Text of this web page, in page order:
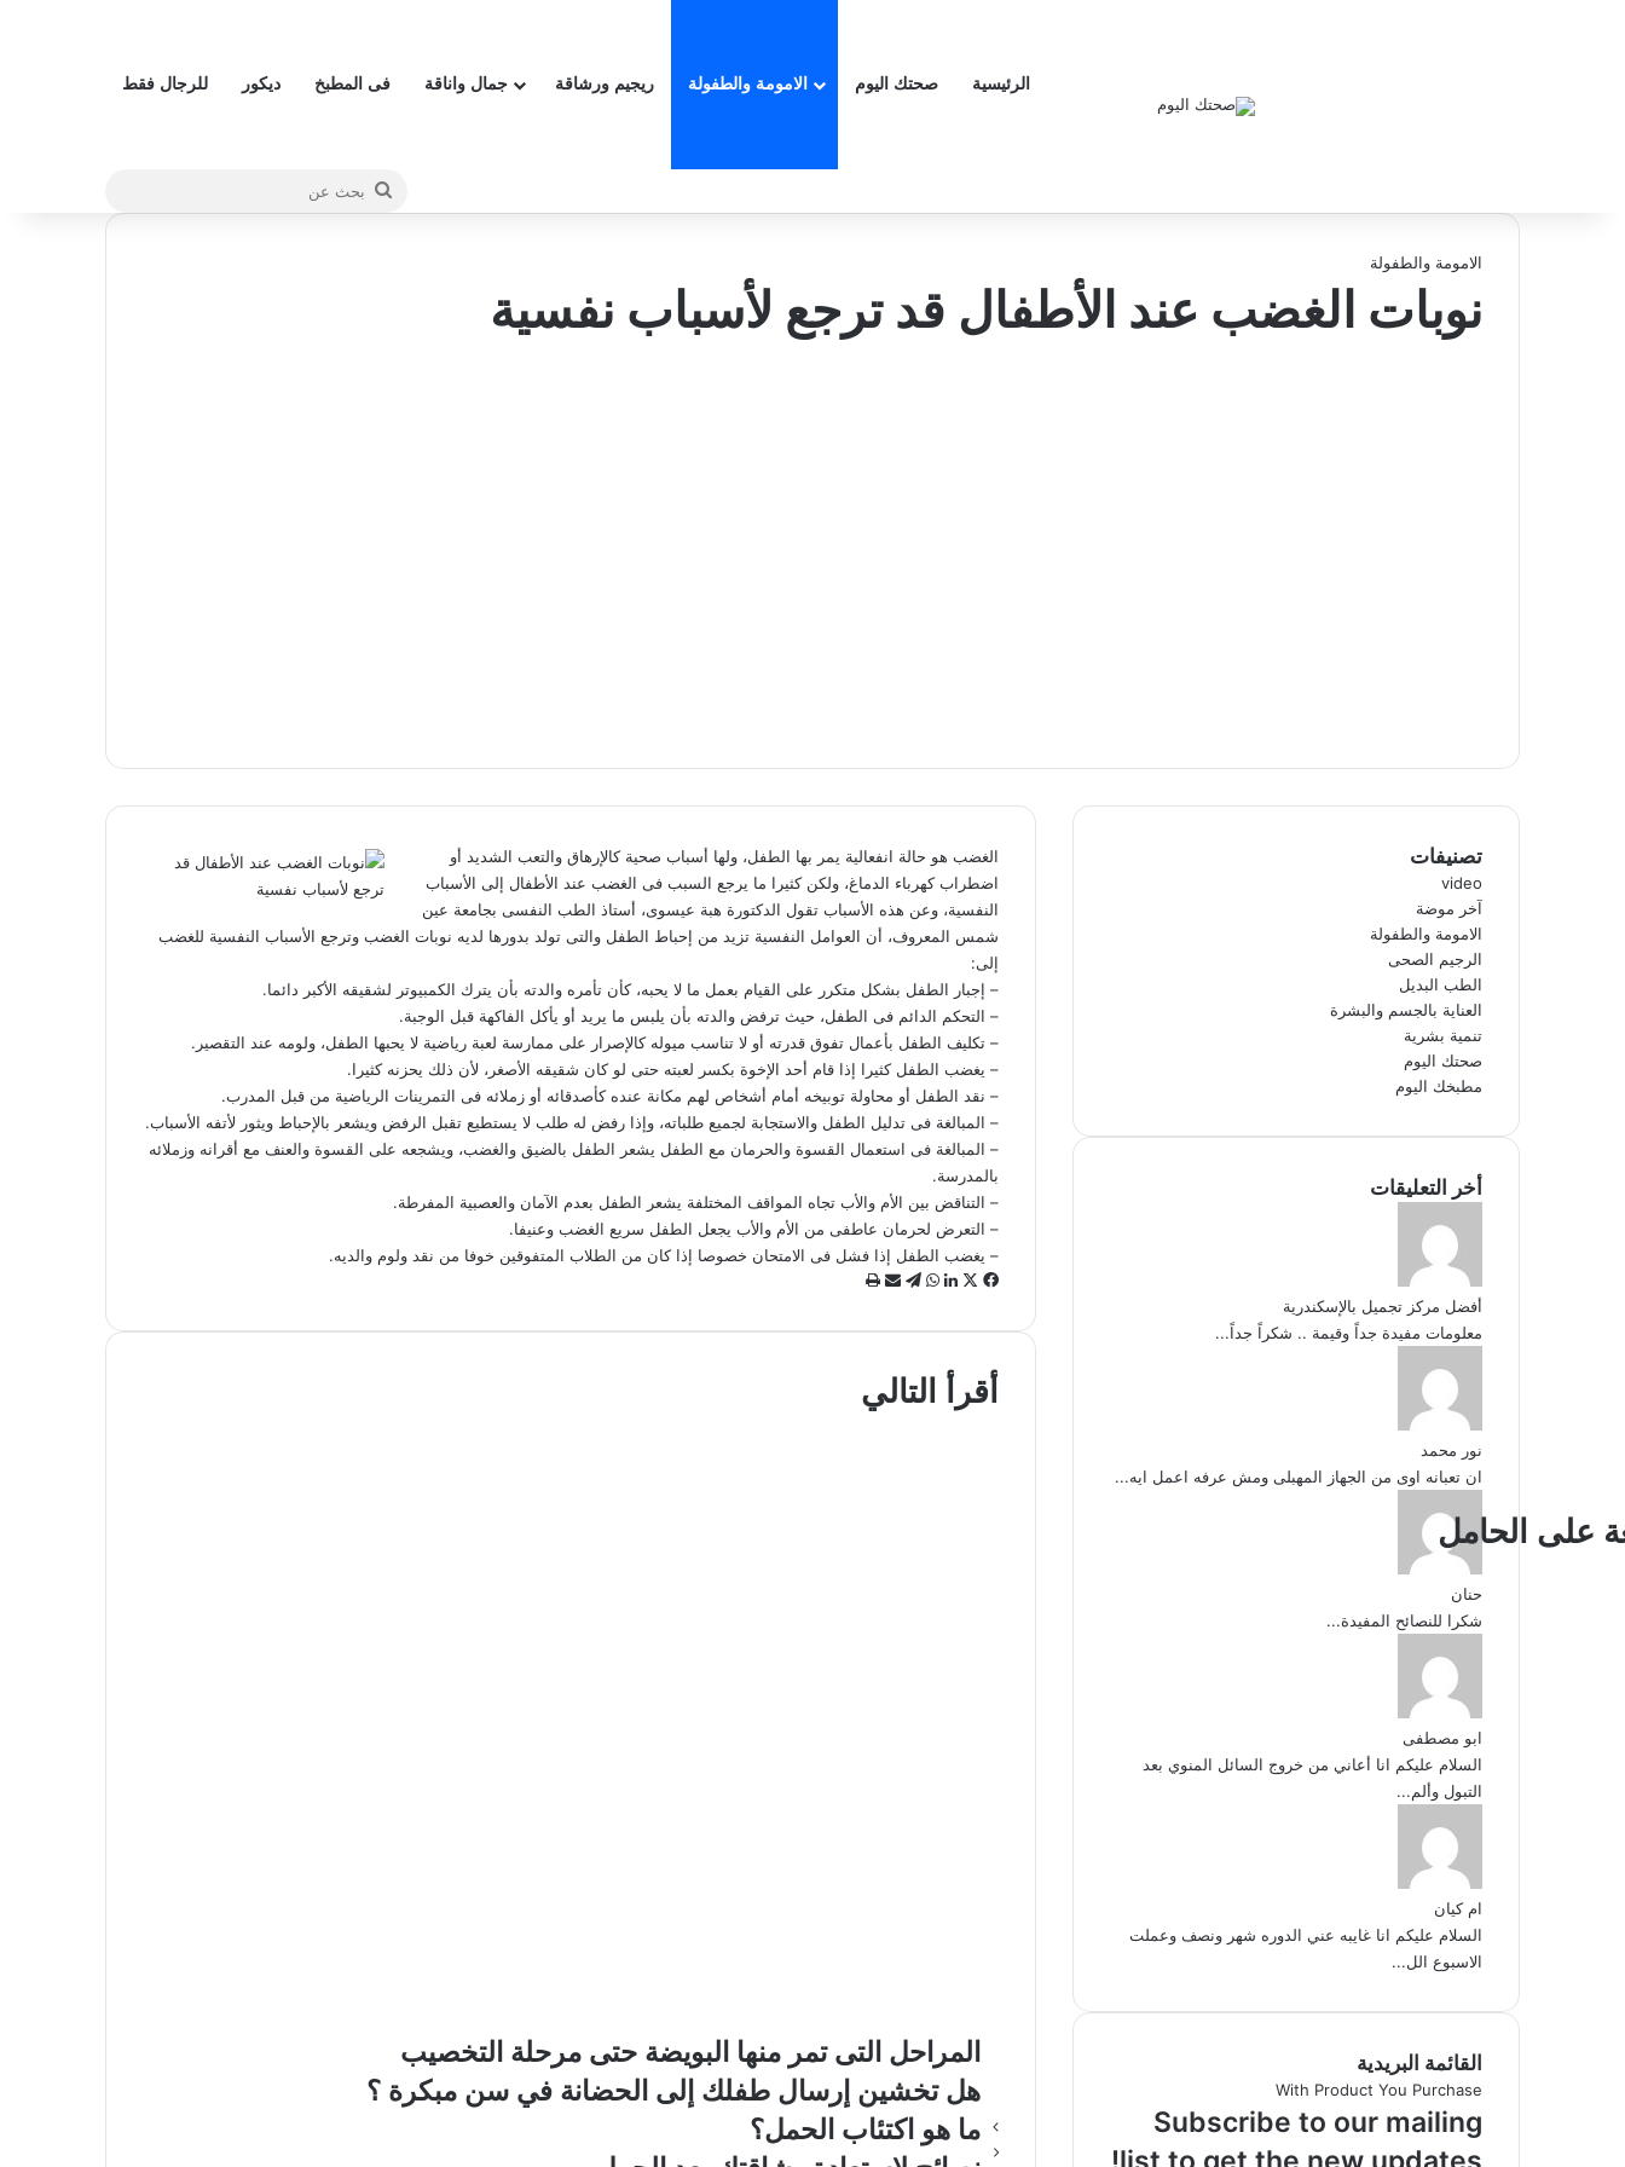
الرئيسية صحتك اليوم الامومة والطفولة ريجيم ورشاقة جمال واناقة فى المطبخ ديكور للرجال فقط
بحث
الامومة والطفولة
نوبات الغضب عند الأطفال قد ترجع لأسباب نفسية
الغضب هو حالة انفعالية يمر بها الطفل، ولها أسباب صحية كالإرهاق والتعب الشديد أو
اضطراب كهرباء الدماغ، ولكن كثيرا ما يرجع السبب فى الغضب عند الأطفال إلى الأسباب
النفسية، وعن هذه الأسباب تقول الدكتورة هبة عيسوى، أستاذ الطب النفسى بجامعة عين
شمس المعروف، أن العوامل النفسية تزيد من إحباط الطفل والتى تولد بدورها لديه نوبات الغضب وترجع الأسباب النفسية للغضب
إلى:
– إجبار الطفل بشكل متكرر على القيام بعمل ما لا يحبه، كأن تأمره والدته بأن يترك الكمبيوتر لشقيقه الأكبر دائما.
– التحكم الدائم فى الطفل، حيث ترفض والدته بأن يلبس ما يريد أو يأكل الفاكهة قبل الوجبة.
– تكليف الطفل بأعمال تفوق قدرته أو لا تناسب ميوله كالإصرار على ممارسة لعبة رياضية لا يحبها الطفل، ولومه عند التقصير.
– يغضب الطفل كثيرا إذا قام أحد الإخوة بكسر لعبته حتى لو كان شقيقه الأصغر، لأن ذلك يحزنه كثيرا.
– نقد الطفل أو محاولة توبيخه أمام أشخاص لهم مكانة عنده كأصدقائه أو زملائه فى التمرينات الرياضية من قبل المدرب.
– المبالغة فى تدليل الطفل والاستجابة لجميع طلباته، وإذا رفض له طلب لا يستطيع تقبل الرفض ويشعر بالإحباط ويثور لأتفه الأسباب.
– المبالغة فى استعمال القسوة والحرمان مع الطفل يشعر الطفل بالضيق والغضب، ويشجعه على القسوة والعنف مع أقرانه وزملائه
بالمدرسة.
– التناقض بين الأم والأب تجاه المواقف المختلفة يشعر الطفل بعدم الآمان والعصبية المفرطة.
– التعرض لحرمان عاطفى من الأم والأب يجعل الطفل سريع الغضب وعنيفا.
– يغضب الطفل إذا فشل فى الامتحان خصوصا إذا كان من الطلاب المتفوقين خوفا من نقد ولوم والديه.
ف
س
ك
ل
ن
د
و
ت
ا
ب
ت
ل
ر
م
ا
ة
ا
أقرأ التالي
على الحامل
المراحل التى تمر منها البويضة حتى مرحلة التخصيب
هل تخشين إرسال طفلك إلى الحضانة في سن مبكرة ؟
ما هو اكتئاب الحمل؟
تصنيفات
video
آخر موضة
الامومة والطفولة
الرجيم الصحى
الطب البديل
العناية بالجسم والبشرة
تنمية بشرية
صحتك اليوم
مطبخك اليوم
أخر التعليقات
أفضل مركز تجميل بالإسكندرية
معلومات مفيدة جداً وقيمة .. شكراً جداً...
نور محمد
ان تعبانه اوى من الجهاز المهبلى ومش عرفه اعمل ايه...
حنان
شكرا للنصائح المفيدة...
ابو مصطفى
السلام عليكم انا أعاني من خروج السائل المنوي بعد
التبول وألم...
ام كيان
السلام عليكم انا غايبه عني الدوره شهر ونصف وعملت
الاسبوع الل...
القائمة البريدية
With Product You Purchase
Subscribe to our mailing